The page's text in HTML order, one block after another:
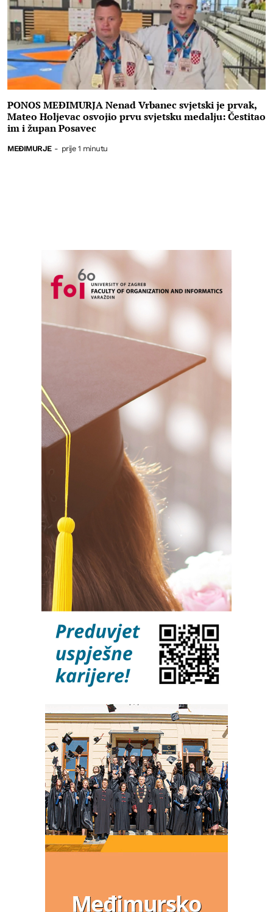
PONOS MEĐIMURJA Nenad Vrbanec svjetski je prvak,
Mateo Holjevac osvojio prvu svjetsku medalju: Čestitao
im i župan Posavec
MEĐIMURJE - prije 1 minutu